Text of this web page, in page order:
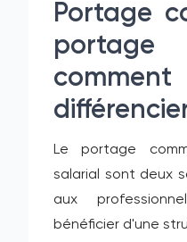
Portage
Le portage
salarial sont deux
aux
bénéficier d'une